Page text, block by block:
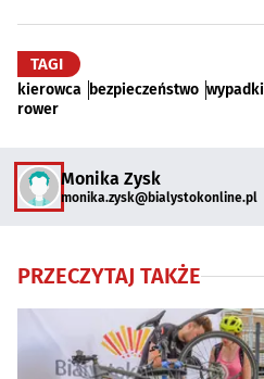
TAGI
kierowca bezpieczeństwo wypadki
rower
Monika Zysk
monika.zysk@bialystokonline.pl
PRZECZYTAJ TAKŻE